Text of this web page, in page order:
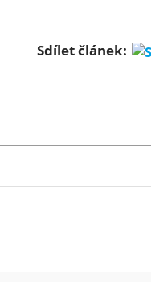
Sdílet článek: